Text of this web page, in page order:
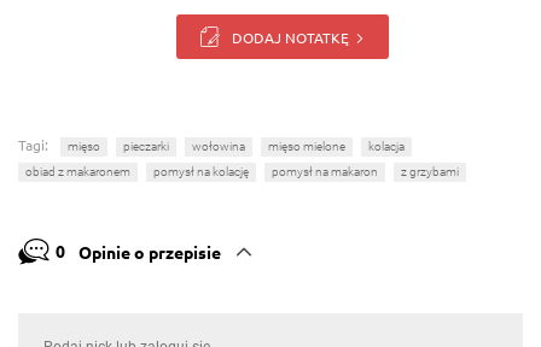
DODAJ NOTATKĘ
Tagi: mięso pieczarki wołowina mięso mielone
kolacja
obiad z makaronem
pomysł na kolację pomysł na makaron z grzybami
0 Opinie o przepisie